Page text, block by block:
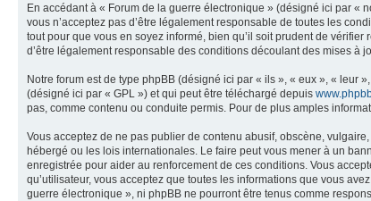
En accédant à « Forum de la guerre électronique » (désigné ici par «
vous n’acceptez pas d’être légalement responsable de toutes les
tout pour que vous en soyez informé, bien qu’il soit prudent de
d’être légalement responsable des conditions découlant des mises à
Notre forum est de type phpBB (désigné ici par « ils », « eux », « leur
(désigné ici par « GPL ») et qui peut être téléchargé depuis
pas, comme contenu ou conduite permis. Pour de plus amples
Vous acceptez de ne pas publier de contenu abusif, obscène,
hébergé ou les lois internationales. Le faire peut vous mener à un
enregistrée pour aider au renforcement de ces conditions. Vous
qu’utilisateur, vous acceptez que toutes les informations que vous
guerre électronique », ni phpBB ne pourront être tenus comme